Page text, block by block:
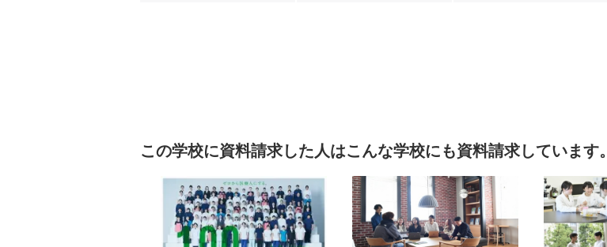
この学校に資料請求した人はこんな学校にも資料請求しています。